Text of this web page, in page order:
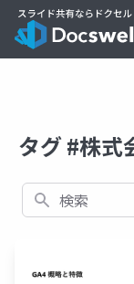
タグ #株式
検索